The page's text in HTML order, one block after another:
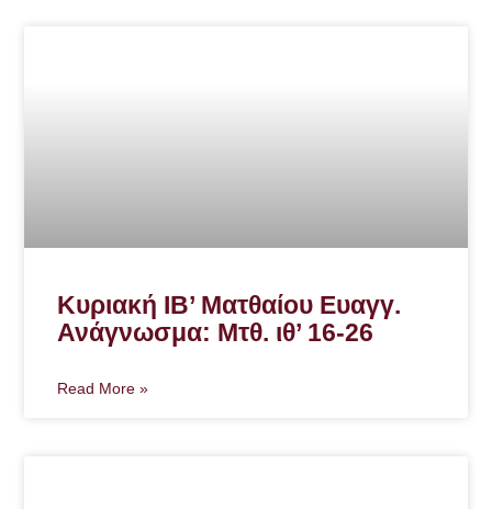
Κυριακή ΙΒ’ Ματθαίου Ευαγγ.
Ανάγνωσμα: Μτθ. ιθ’ 16-26
Read More »